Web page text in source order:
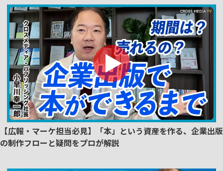
【広報・マーケ担当必見】「本」という資産を作る、企業出版
の制作フローと疑問をプロが解説